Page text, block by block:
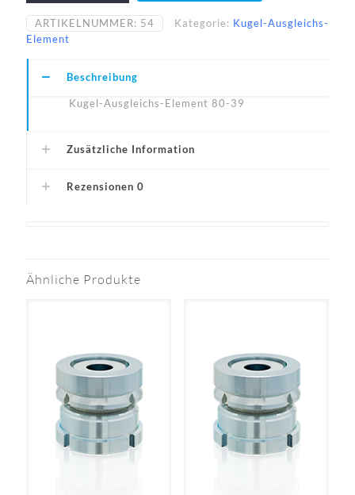
N
Menge
ARTIKELNUMMER: 54 Kategorie: Kugel-Ausgleichs-
Element
Beschreibung
Kugel-Ausgleichs-Element 80-39
Zusätzliche Information
Rezensionen 0
Ähnliche Produkte